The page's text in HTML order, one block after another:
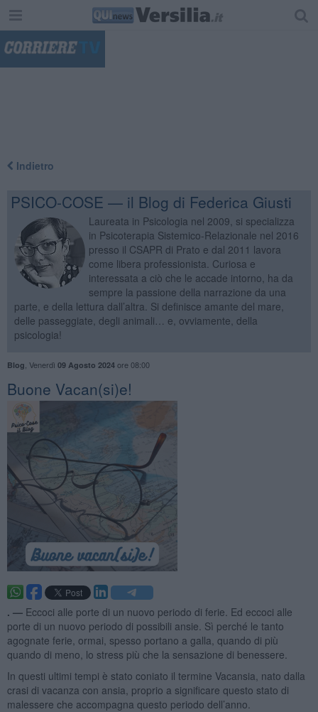
Indietro
PSICO-COSE — il Blog di Federica Giusti
Laureata in Psicologia nel 2009, si specializza
in Psicoterapia Sistemico-Relazionale nel 2016
presso il CSAPR di Prato e dal 2011 lavora
come libera professionista. Curiosa e
interessata a ciò che le accade intorno, ha da
sempre la passione della narrazione da una
parte, e della lettura dall’altra. Si definisce amante del mare,
delle passeggiate, degli animali… e, ovviamente, della
psicologia!
Blog Venerdì 09 Agosto 2024ore 08:00
​Buone Vacan(si)e!
. — Eccoci alle porte di un nuovo periodo di ferie. Ed eccoci alle
porte di un nuovo periodo di possibili ansie. Sì perché le tanto
agognate ferie, ormai, spesso portano a galla, quando di più
quando di meno, lo stress più che la sensazione di benessere.
In questi ultimi tempi è stato coniato il termine Vacansia, nato dalla
crasi di vacanza con ansia, proprio a significare questo stato di
malessere che accompagna questo periodo dell’anno.